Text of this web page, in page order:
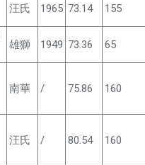
汪氏 1965 73.14 155
雄獅 1949 73.36 65
南華 / 75.86 160
汪氏 / 80.54 160